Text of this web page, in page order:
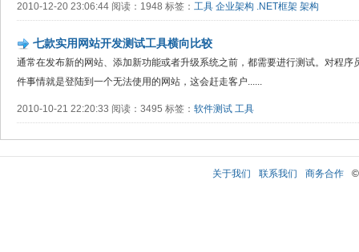
2010-12-20 23:06:44 阅读：1948 标签： 工具 企业架构 .NET框架 架构
七款实用网站开发测试工具横向比较
通常在发布新的网站、添加新功能或者升级系统之前，都需要进行测试。对程
件事情就是登陆到一个无法使用的网站，这会赶走客户......
2010-10-21 22:20:33 阅读：3495 标签： 软件测试 工具
关于我们 联系我们 商务合作